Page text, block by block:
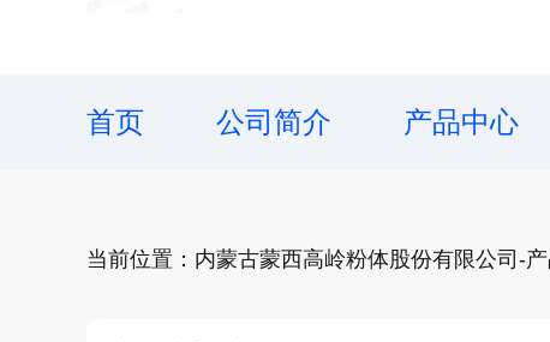
首页 公司简介 产品中心
当前位置：内蒙古蒙西高岭粉体股份有限公司-